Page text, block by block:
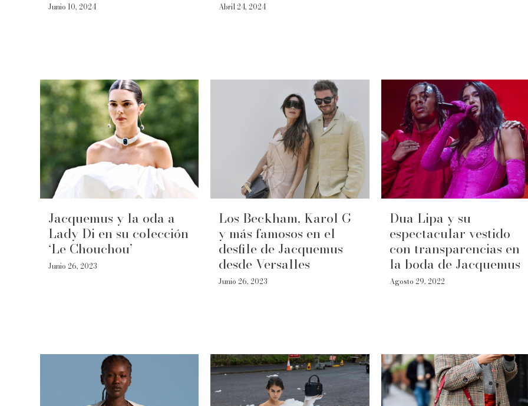
Junio 10, 2024 Abril 24, 2024
Jacquemus y la oda a
Lady Di en su colección
‘Le Chouchou’
Junio 26, 2023
Los Beckham, Karol G
y más famosos en el
desfile de Jacquemus
desde Versalles
Junio 26, 2023
Dua Lipa y su
espectacular vestido
con transparencias en
la boda de Jacquemus
Agosto 29, 2022